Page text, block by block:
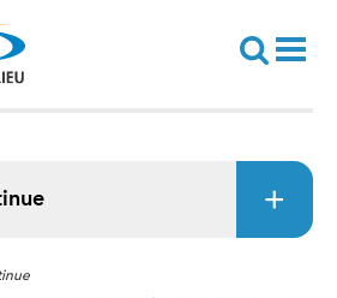
Recherche